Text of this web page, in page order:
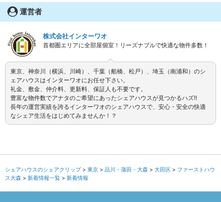
運営者
株式会社インターワオ
首都圏エリアに全部屋個室！リーズナブルで快適な物件多数！
東京、神奈川（横浜、川崎）、千葉（船橋、松戸）、埼玉（南浦和）のシ
ェアハウスはインターワオにお任せ下さい。
礼金、敷金、仲介料、更新料、保証人も不要です。
豊富な物件数でアナタのご希望にあったシェアハウスが見つかるハズ‼
長年の運営実績を誇るインターワオのシェアハウスで、安心・安全の快適
なシェア生活をはじめてみませんか！？
シェアハウスのシェアクリップ 東京 品川・蒲田・大森 大田区
ファーストハウ
ス大森
新着情報一覧 新着情報